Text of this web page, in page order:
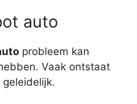
auto
probleem kan
Vaak ontstaat